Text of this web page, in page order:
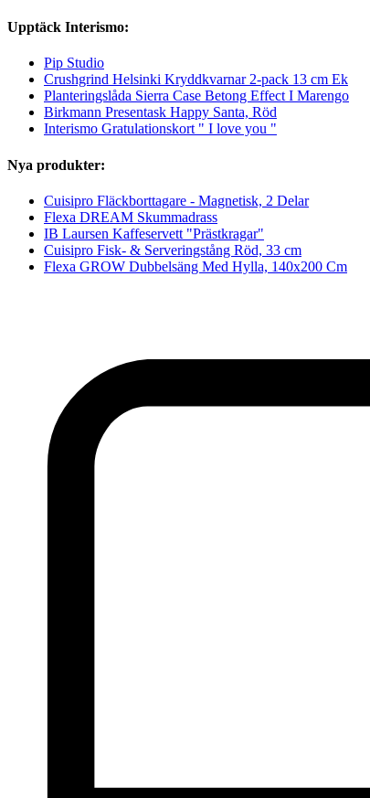
Upptäck Interismo:
Pip Studio
Crushgrind Helsinki Kryddkvarnar 2-pack 13 cm Ek
Planteringslåda Sierra Case Betong Effect I Marengo
Birkmann Presentask Happy Santa, Röd
Interismo Gratulationskort " I love you "
Nya produkter:
Cuisipro Fläckborttagare - Magnetisk, 2 Delar
Flexa DREAM Skummadrass
IB Laursen Kaffeservett "Prästkragar"
Cuisipro Fisk- & Serveringstång Röd, 33 cm
Flexa GROW Dubbelsäng Med Hylla, 140x200 Cm